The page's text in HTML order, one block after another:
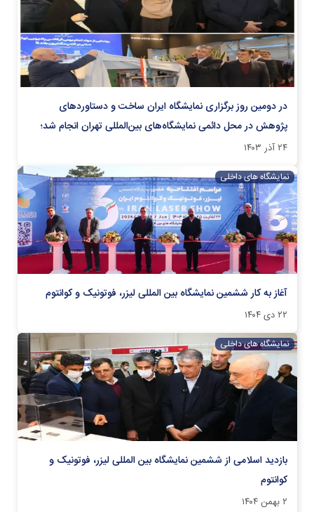
در دومین روز برگزاری نمایشگاه ایران ساخت و دستاوردهای
پژوهش در محل دائمی نمایشگاه‌های بین‌المللی تهران انجام شد؛
۲۴ آذر ۱۴۰۳
نمایشگاه های داخلی
آغاز به کار ششمین نمایشگاه بین المللی لیزر، فوتونیک و کوانتوم
۲۲ دی ۱۴۰۴
نمایشگاه های داخلی
بازدید اسلامی از ششمین نمایشگاه بین المللی لیزر، فوتونیک و
کوانتوم
۲ بهمن ۱۴۰۴